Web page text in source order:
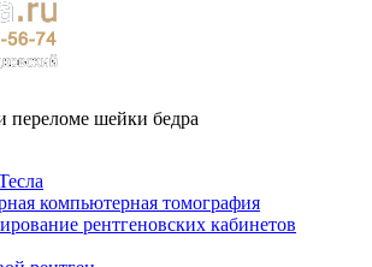
переломе шейки бедра
компьютерная томография
рентгеновских кабинетов